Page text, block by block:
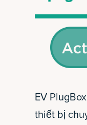
EV
thiết bị